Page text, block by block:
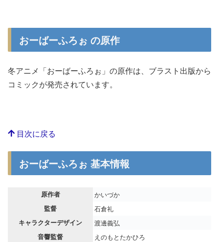
おーばーふろぉ の原作
冬アニメ「おーばーふろぉ」の原作は、ブラスト出版から
コミックが発売されています。
目次に戻る
おーばーふろぉ 基本情報
原作者 かいづか
監督 石倉礼
キャラクターデザイン 渡邊義弘
音響監督 えのもとたかひろ